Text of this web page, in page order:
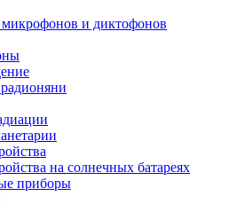
и диктофонов
на солнечных батареях
приборы